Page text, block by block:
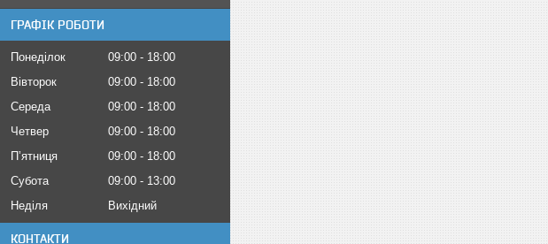
ГРАФІК РОБОТИ
Понеділок 09:00
18:00
Вівторок
09:00
18:00
Середа
09:00
18:00
Четвер
09:00
18:00
Пʼятниця
09:00
18:00
Субота
09:00
13:00
Неділя
Вихідний
КОНТАКТИ